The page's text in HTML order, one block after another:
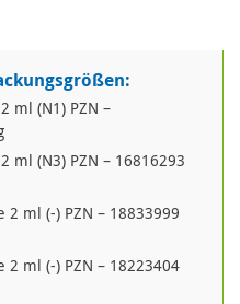
ml (N1) PZN –
ml (N3) PZN – 16816293
2 ml (-) PZN – 18833999
2 ml (-) PZN – 18223404